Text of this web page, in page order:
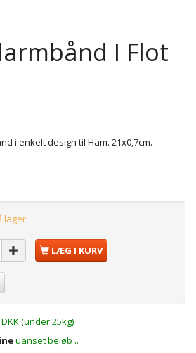
I Flot
i enkelt design til Ham. 21x0,7cm.
lager
LÆG I KURV
(under 25kg)
uanset beløb ..